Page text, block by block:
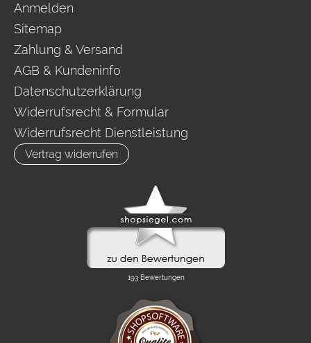
Anmelden
Sitemap
Zahlung & Versand
AGB & Kundeninfo
Datenschutzerklärung
Widerrufsrecht & Formular
Widerrufsrecht Dienstleistung
Vertrag widerrufen